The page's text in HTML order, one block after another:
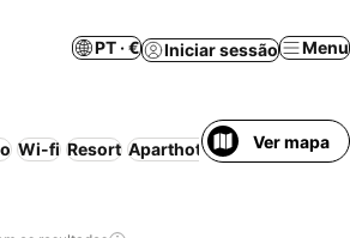
PT · € Iniciar sessão Menu
Wi-fi Resort Aparthotel Cancelamento
Ver mapa